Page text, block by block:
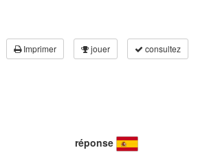
Imprimer jouer consultez
réponse